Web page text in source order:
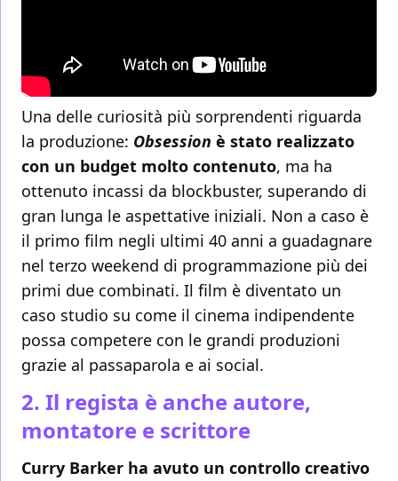
Una delle curiosità più sorprendenti riguarda
la produzione: Obsession è stato realizzato
con un budget molto contenuto, ma ha
ottenuto incassi da blockbuster, superando di
gran lunga le aspettative iniziali. Non a caso è
il primo film negli ultimi 40 anni a guadagnare
nel terzo weekend di programmazione più dei
primi due combinati. Il film è diventato un
caso studio su come il cinema indipendente
possa competere con le grandi produzioni
grazie al passaparola e ai social.
2. Il regista è anche autore,
montatore e scrittore
Curry Barker ha avuto un controllo creativo